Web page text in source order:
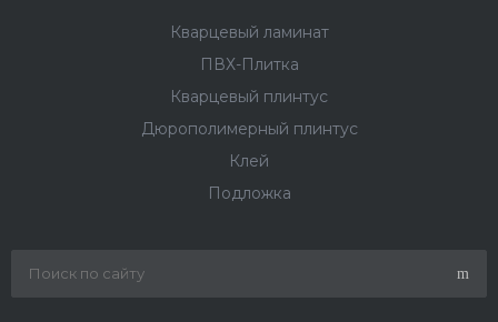
Кварцевый ламинат
ПВХ-Плитка
Кварцевый плинтус
Дюрополимерный плинтус
Клей
Подложка